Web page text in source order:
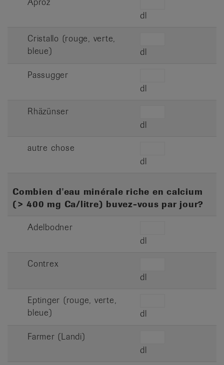
dl
Cristallo (rouge, verte,
bleue)
dl
Passugger
dl
Rhäzünser
dl
autre chose
dl
Combien d'eau minérale riche en calcium
(> 400 mg Ca/litre) buvez-vous par jour?
Adelbodner
dl
Contrex
dl
Eptinger (rouge, verte,
bleue)
dl
Farmer (Landi)
dl